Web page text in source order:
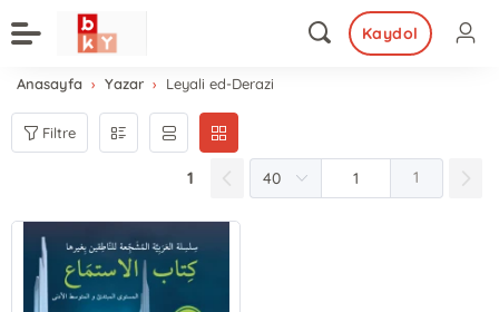
Kaydol
Anasayfa Yazar Leyali ed-Derazi
Filtre
1 1